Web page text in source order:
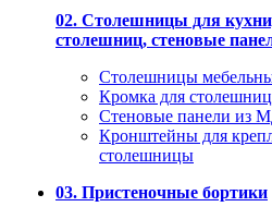
02. Столешницы для
столешниц, стеновые
Столешницы
Кромка для столешниц
Стеновые панели из
Кронштейны для
столешницы
03. Пристеночные бортики